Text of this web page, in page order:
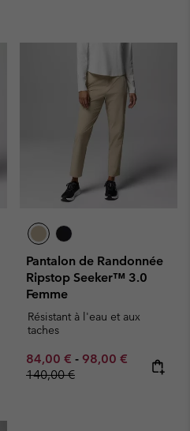
Pantalon de Randonnée
Ripstop Seeker™ 3.0
Femme
Résistant à l'eau et aux
taches
Minimum sale price:
84,00 € - Maximum sale
98,00 € Regular
140,00 €